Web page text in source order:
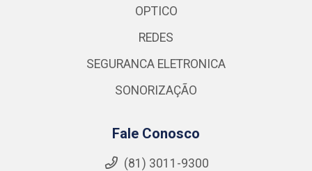
OPTICO
REDES
SEGURANCA ELETRONICA
SONORIZAÇÃO
Fale Conosco
(81) 3011-9300